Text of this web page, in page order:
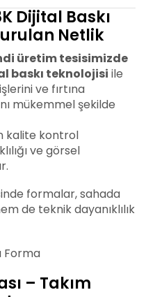
Dijital Baskı
Netlik
üretim tesisimizde
baskı teknolojisi ile
ve fırtına
mükemmel şekilde
kalite kontrol
ve görsel
formalar, sahada
de teknik dayanıklılık
– Takım